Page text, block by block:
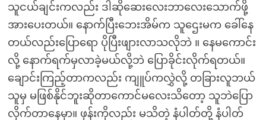
သူငယ်ချင်းကလည်း ဒါဆိုဆေးလေးဘာလေးသောက်ဖို့
အားပေးတယ်။ နောက်ပြီးဘေးအိမ်က သူဌေးမက ခေါ်နေ
တယ်လည်းပြောရော ပိုပြီးဖျားလာသလိုဘဲ ။ နေမကောင်း
လို့ နောက်ရက်မှလာခဲ့မယ်လို့ဘဲ ပြောခိုင်းလိုက်ရတယ်။
ချောင်းကြည့်တာကလည်း ကျူပ်ကလွှဲလို့ တခြားလူဘယ်
သူမှ မဖြစ်နိုင်ဘူးဆိုတာကောင်မလေးသိတော့ သူဘဲပြော
လိုက်တာနေမှာ။ ဖုန်းကိုလည်း မသိတဲ့ နံပါတ်တို့ နံပါတ်